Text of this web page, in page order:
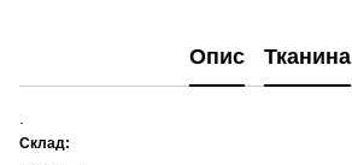
Опис Тканина
Склад: